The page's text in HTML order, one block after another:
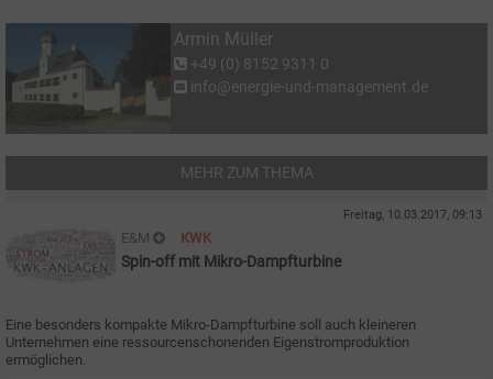
Armin Müller
+49 (0) 8152 9311 0
info@energie-und-management.de
MEHR ZUM THEMA
Freitag, 10.03.2017, 09:13
E&M KWK
Spin-off mit Mikro-Dampfturbine
Eine besonders kompakte Mikro-Dampfturbine soll auch kleineren
Unternehmen eine ressourcenschonenden Eigenstromproduktion
ermöglichen.